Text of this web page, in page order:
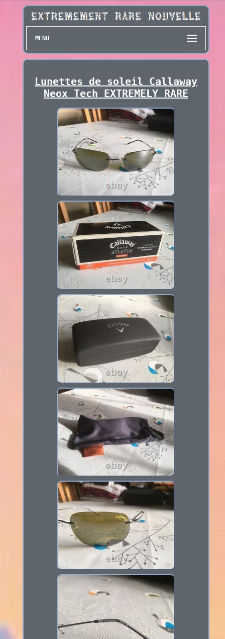
MENU
Lunettes de soleil Callaway
Neox Tech EXTREMELY RARE